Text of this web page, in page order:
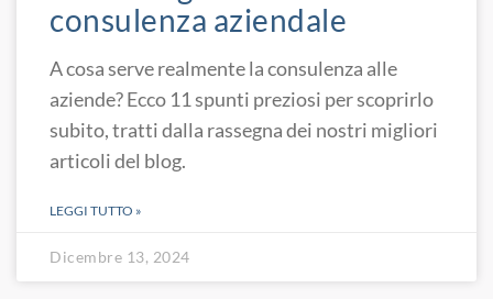
consulenza aziendale
A cosa serve realmente la consulenza alle
aziende? Ecco 11 spunti preziosi per scoprirlo
subito, tratti dalla rassegna dei nostri migliori
articoli del blog.
LEGGI TUTTO »
Dicembre 13, 2024